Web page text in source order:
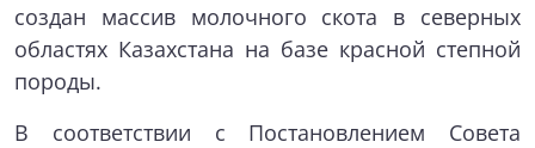
создан массив молочного скота в северных
областях Казахстана на базе красной степной
породы.
В соответствии с Постановлением Совета